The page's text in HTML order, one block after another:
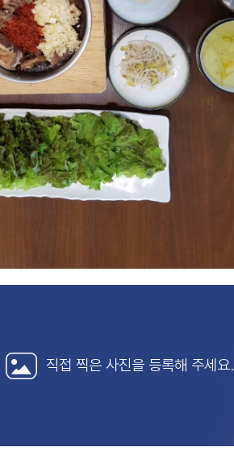
직접 찍은 사진을등록해 주세요.